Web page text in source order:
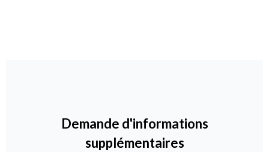
Demande d'informations
supplémentaires